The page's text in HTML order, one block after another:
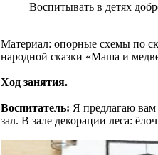
Воспитывать в детях
Материал: опорные схемы по
народной сказки «Маша и
Ход занятия.
Воспитатель: Я предлагаю вам
зал. В зале декорации леса: